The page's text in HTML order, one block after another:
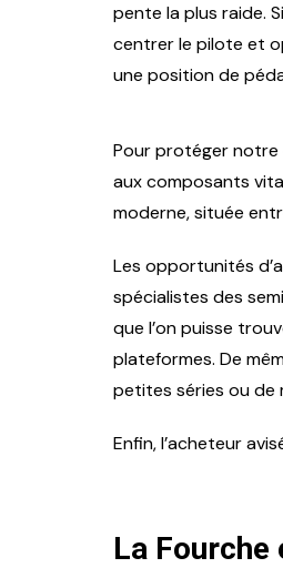
pente la plus raide.
centrer le pilote et
une position de
Pour protéger notre
aux composants
moderne, située
Les opportunités
spécialistes des
que l’on puisse
plateformes. De
petites séries ou de
Enfin, l’acheteur
La Fourche